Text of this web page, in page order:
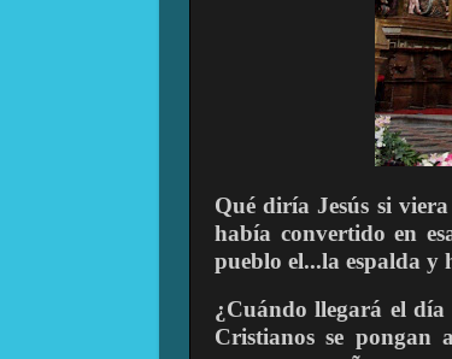
Qué diría Jesús si
había convertido en
pueblo el...la espalda y
¿Cuándo llegará el día
Cristianos se pongan